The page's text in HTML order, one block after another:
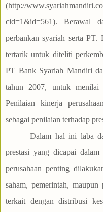
(http://
cid=1&id=561). Berawal
perbankan syariah serta
tertarik untuk diteliti
PT Bank Syariah Mandiri
tahun 2007, untuk menilai
Penilaian kinerja
sebagai penilaian terhadap
Dalam hal ini laba
prestasi yang dicapai dalam
perusahaan penting
saham, pemerintah,
terkait dengan distribusi